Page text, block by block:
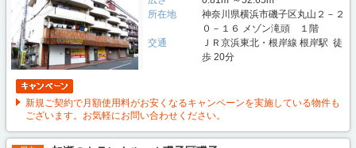
所在地
神奈川県横浜市磯子区丸山２－２
０－１６ メゾン滝頭 １階
交通
ＪＲ京浜東北・根岸線 根岸駅 徒
歩 20分
新規ご契約で月額使用料がお安くなるキャンペーンを実施している物件も
ございます。お気軽にお問い合わせください。